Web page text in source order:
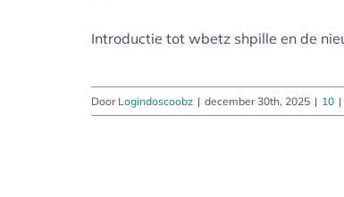
Introductie tot wbetz shpille en de
Door Logindoscoobz | december 30th, 2025 | 10 |